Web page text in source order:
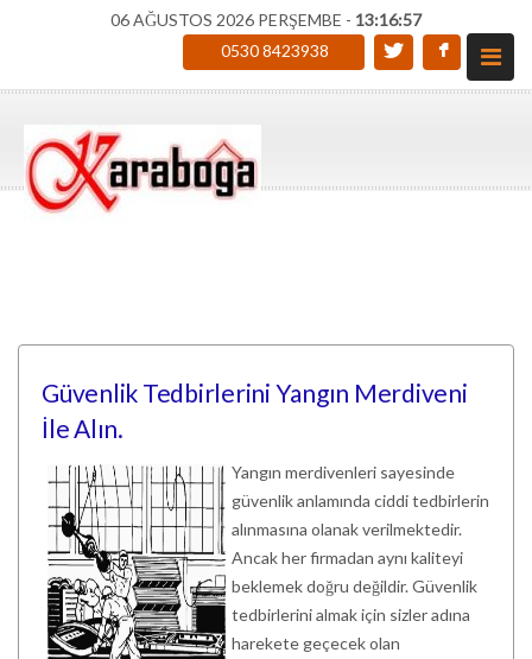
06 AĞUSTOS 2026 PERŞEMBE - 13:16:58
0530 8423938
Güvenlik Tedbirlerini Yangın Merdiveni
İle Alın.
Yangın merdivenleri sayesinde
güvenlik anlamında ciddi tedbirlerin
alınmasına olanak verilmektedir.
Ancak her firmadan aynı kaliteyi
beklemek doğru değildir. Güvenlik
tedbirlerini almak için sizler adına
harekete geçecek olan